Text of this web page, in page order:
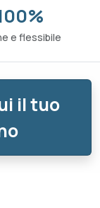
e flessibile
il tuo